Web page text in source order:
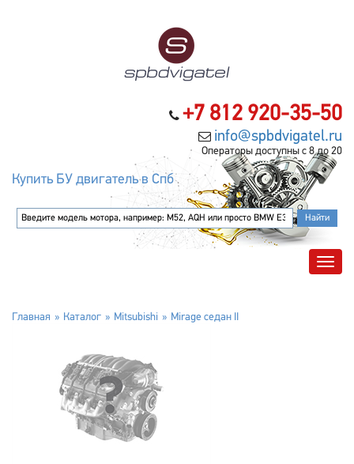
+7 812 920-35-50
info@spbdvigatel.ru
Операторы доступны с 8 до 20
Купить БУ двигатель в Спб
Главная Каталог Mitsubishi Mirage седан II